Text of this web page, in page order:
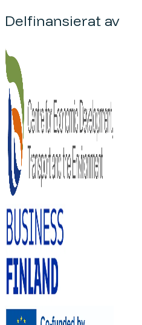
Delfinansierat av